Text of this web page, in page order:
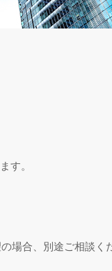
す。
場合、別途ご相談く